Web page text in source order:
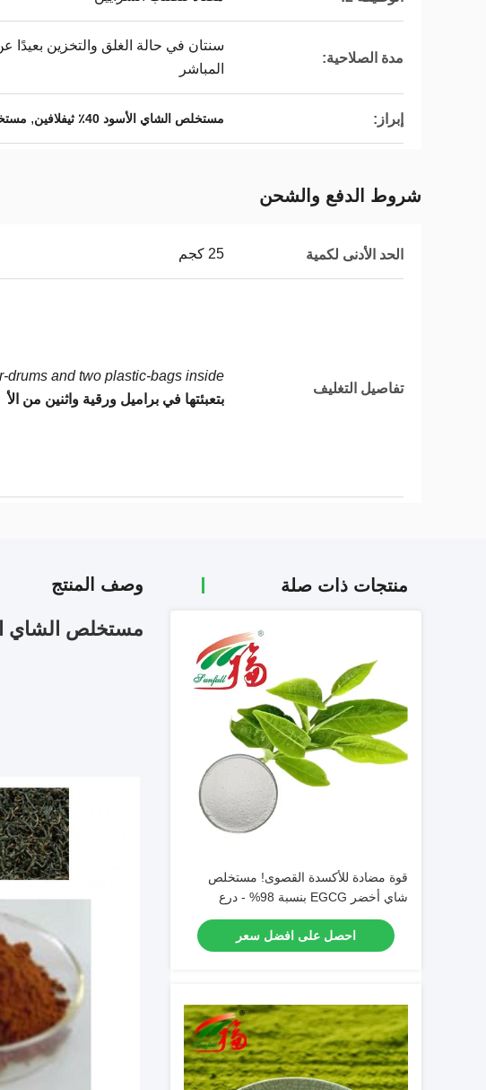
مدة الصلاحية:
سنتان في حالة الغلق والتخزين
المباشر
إبراز: مستخلص الشاي الأسود 40٪ ثيفلافين ,
شروط الدفع والشحن
الحد الأدنى لكمية 25 كجم
تفاصيل التغليف
drums and two plastic-bags inside.
بتعبئتها في براميل ورقية واثنين من الأ
منتجات ذات صلة
قوة مضادة للأكسدة القصوى! مستخلص
شاي أخضر EGCG بنسبة 98% - درع
الطبيعة للحيوية
احصل على افضل سعر
وصف المنتج
مستخلص الشاي الأسود الطبيعي 40٪